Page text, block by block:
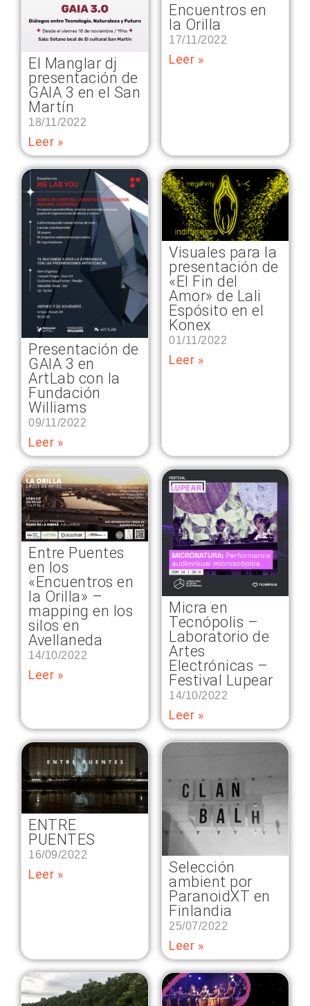
El Manglar dj
presentación de
GAIA 3 en el San
Martín
18/11/2022
Leer »
Encuentros en
la Orilla
17/11/2022
Leer »
Presentación de
GAIA 3 en
ArtLab con la
Fundación
Williams
09/11/2022
Leer »
Visuales para la
presentación de
«El Fin del
Amor» de Lali
Espósito en el
Konex
01/11/2022
Leer »
Entre Puentes
en los
«Encuentros en
la Orilla» –
mapping en los
silos en
Avellaneda
14/10/2022
Leer »
Micra en
Tecnópolis –
Laboratorio de
Artes
Electrónicas –
Festival Lupear
14/10/2022
Leer »
ENTRE
PUENTES
16/09/2022
Leer »
Selección
ambient por
ParanoidXT en
Finlandia
25/07/2022
Leer »